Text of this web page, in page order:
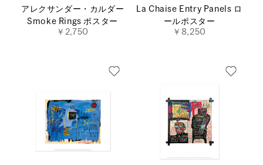
アレクサンダー・カルダー
Smoke Rings ポスター
￥2,750
La Chaise Entry Panels ロ
ールポスター
￥8,250